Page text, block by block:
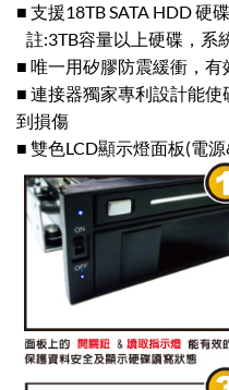
■ 支援18TB SATA HDD 硬碟
註:3TB容量以上硬碟，系
■ 唯一用矽膠防震緩衝，
■ 連接器獨家專利設計能
到損傷
■ 雙色LCD顯示燈面板(電